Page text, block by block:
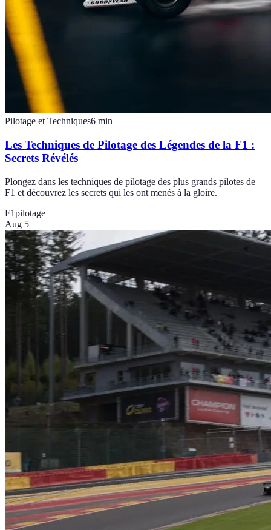
Pilotage et Techniques6 min
Les Techniques de Pilotage des Légendes de la F1 :
Secrets Révélés
Plongez dans les techniques de pilotage des plus grands pilotes de
F1 et découvrez les secrets qui les ont menés à la gloire.
F1pilotage
Aug 5